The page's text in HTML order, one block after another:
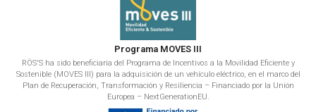
Programa MOVES III
RÖS'S ha sido beneficiaria del Programa de Incentivos a la Movilidad Eficiente y
Sostenible (MOVES III) para la adquisición de un vehículo eléctrico, en el marco del
Plan de Recuperación, Transformación y Resiliencia – Financiado por la Unión
Europea – NextGenerationEU.